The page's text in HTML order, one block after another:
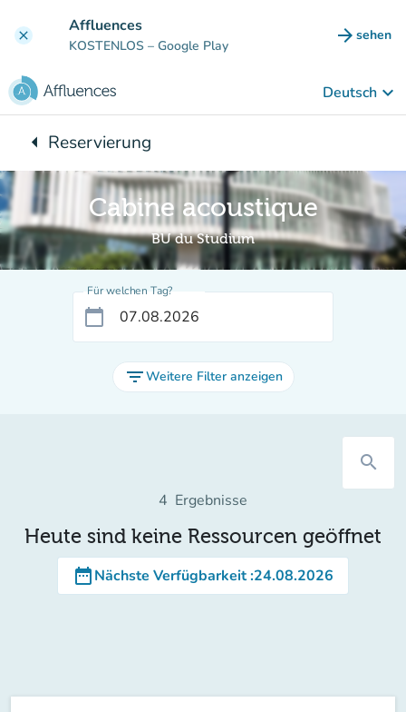
clear Affluences
KOSTENLOS – Google Play arrow_forward sehen
(new
Deutsch keyboard_arrow_down
arrow_leftZurück zu:
Reservierung
Cabine acoustique
BU du Studium
Für welchen Tag?
calendar_today
filter_listWeitere Filter anzeigen
search
4 Ergebnisse
Heute sind keine Ressourcen geöffnet
date_rangeNächste Verfügbarkeit:24.08.2026